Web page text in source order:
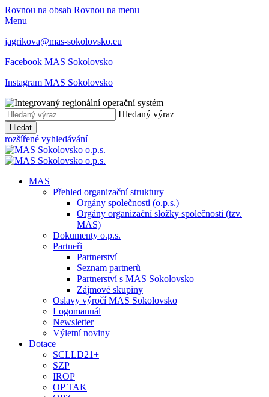
Rovnou na obsah Rovnou na menu
Menu
jagrikova@mas-sokolovsko.eu
Facebook MAS Sokolovsko
Instagram MAS Sokolovsko
Hledaný výraz
Hledat
rozšířené vyhledávání
MAS
Přehled organizační struktury
Orgány společnosti (o.p.s.)
Orgány organizační složky společnosti (tzv.
MAS)
Dokumenty o.p.s.
Partneři
Partnerství
Seznam partnerů
Partnerství s MAS Sokolovsko
Zájmové skupiny
Oslavy výročí MAS Sokolovsko
Logomanuál
Newsletter
Výletní noviny
Dotace
SCLLD21+
SZP
IROP
OP TAK